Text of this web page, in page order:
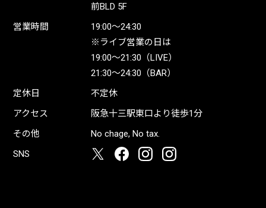
前BLD 5F
営業時間
19:00〜24:30
※ライブ営業の日は
19:00〜21:30（LIVE）
21:30〜24:30（BAR）
定休日
不定休
アクセス
阪急十三駅東口より徒歩1分
その他
No chage, No tax.
SNS